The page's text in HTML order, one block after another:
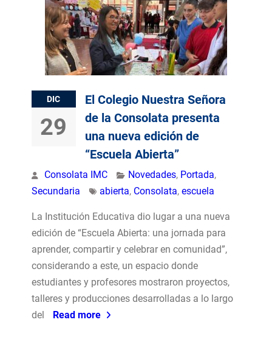
DIC
29
El Colegio Nuestra Señora
de la Consolata presenta
una nueva edición de
“Escuela Abierta”
Consolata IMC Novedades, Portada,
Secundaria
abierta, Consolata, escuela
La Institución Educativa dio lugar a una nueva
edición de “Escuela Abierta: una jornada para
aprender, compartir y celebrar en comunidad”,
considerando a este, un espacio donde
estudiantes y profesores mostraron proyectos,
talleres y producciones desarrolladas a lo largo
del
Read more